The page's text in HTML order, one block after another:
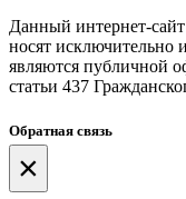
Данный интернет-
носят исключительно
являются публичной
статьи 437
Обратная связь
×